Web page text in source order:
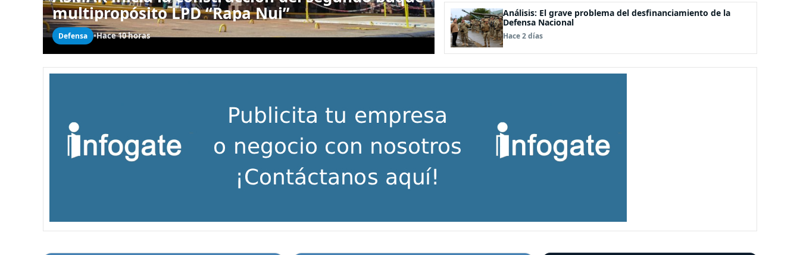
multipropósito LPD “Rapa Nui”
Defensa •Hace 10 horas
Análisis: El grave problema del desfinanciamiento de la
Defensa Nacional
Hace 2 días